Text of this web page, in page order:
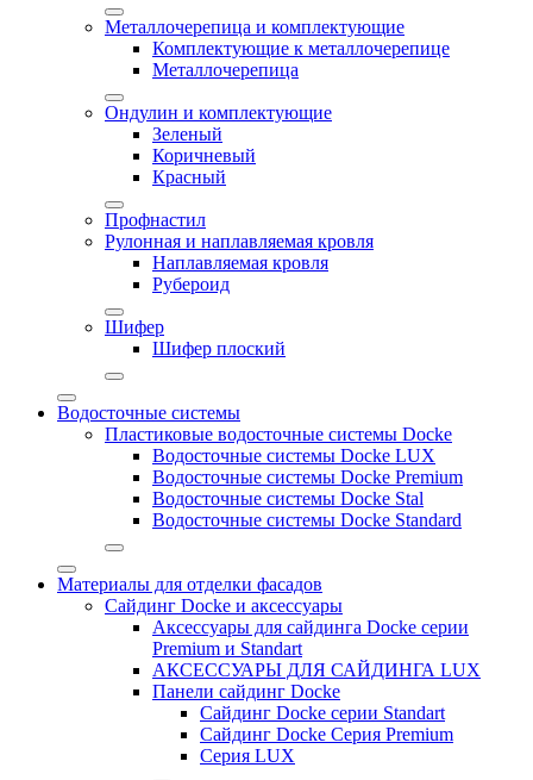
Металлочерепица и комплектующие
Комплектующие к металлочерепице
Металлочерепица
Ондулин и комплектующие
Зеленый
Коричневый
Красный
Профнастил
Рулонная и наплавляемая кровля
Наплавляемая кровля
Рубероид
Шифер
Шифер плоский
Водосточные системы
Пластиковые водосточные системы Docke
Водосточные системы Docke LUX
Водосточные системы Docke Premium
Водосточные системы Docke Stal
Водосточные системы Docke Standard
Материалы для отделки фасадов
Сайдинг Docke и аксессуары
Аксессуары для сайдинга Docke серии
Premium и Standart
АКСЕССУАРЫ ДЛЯ САЙДИНГА LUX
Панели сайдинг Docke
Cайдинг Docke серии Standart
Сайдинг Docke Серия Premium
Серия LUX